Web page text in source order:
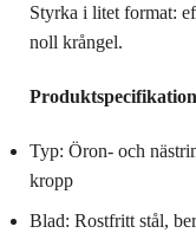
Styrka i litet format:
noll krångel.
Typ: Öron- och
kropp
Blad: Rostfritt stål,